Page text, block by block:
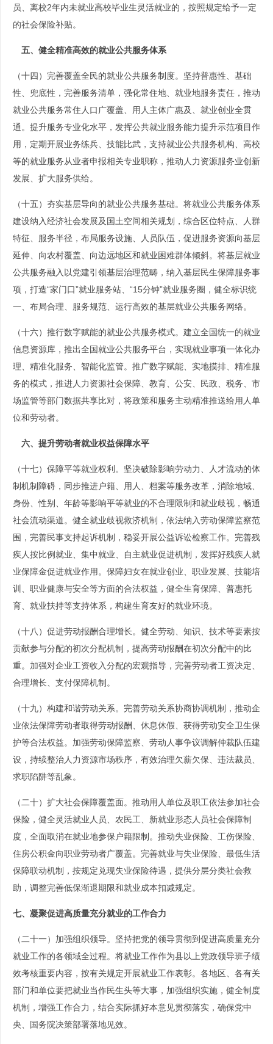
员、离校2年内未就业高校毕业生灵活就业的，按照规定给予一定
的社会保险补贴。
五、健全精准高效的就业公共服务体系
（十四）完善覆盖全民的就业公共服务制度。坚持普惠性、基础
性、兜底性，完善服务清单，强化常住地、就业地服务责任，推动
就业公共服务常住人口广覆盖、用人主体广惠及、就业创业全贯
通。提升服务专业化水平，发挥公共就业服务能力提升示范项目作
用，定期开展业务练兵、技能比武，支持就业公共服务机构、高校
等的就业服务从业者申报相关专业职称，推动人力资源服务业创新
发展、扩大服务供给。
（十五）夯实基层导向的就业公共服务基础。将就业公共服务体系
建设纳入经济社会发展及国土空间相关规划，综合区位特点、人群
特征、服务半径，布局服务设施、人员队伍，促进服务资源向基层
延伸、向农村覆盖、向边远地区和就业困难群体倾斜。将基层就业
公共服务融入以党建引领基层治理范畴，纳入基层民生保障服务事
项，打造“家门口”就业服务站、“15分钟”就业服务圈，健全标识统
一、布局合理、服务规范、运行高效的基层就业公共服务网络。
（十六）推行数字赋能的就业公共服务模式。建立全国统一的就业
信息资源库，推出全国就业公共服务平台，实现就业事项一体化办
理、精准化服务、智能化监管。推广数字赋能、实地摸排、精准服
务的模式，推进人力资源社会保障、教育、公安、民政、税务、市
场监管等部门数据共享比对，将政策和服务主动精准推送给用人单
位和劳动者。
六、提升劳动者就业权益保障水平
（十七）保障平等就业权利。坚决破除影响劳动力、人才流动的体
制机制障碍，同步推进户籍、用人、档案等服务改革，消除地域、
身份、性别、年龄等影响平等就业的不合理限制和就业歧视，畅通
社会流动渠道。健全就业歧视救济机制，依法纳入劳动保障监察范
围，完善民事支持起诉机制，稳妥开展公益诉讼检察工作。完善残
疾人按比例就业、集中就业、自主就业促进机制，发挥好残疾人就
业保障金促进就业作用。保障妇女在就业创业、职业发展、技能培
训、职业健康与安全等方面的合法权益，健全生育保障、普惠托
育、就业扶持等支持体系，构建生育友好的就业环境。
（十八）促进劳动报酬合理增长。健全劳动、知识、技术等要素按
贡献参与分配的初次分配机制，提高劳动报酬在初次分配中的比
重。加强对企业工资收入分配的宏观指导，完善劳动者工资决定、
合理增长、支付保障机制。
（十九）构建和谐劳动关系。完善劳动关系协商协调机制，推动企
业依法保障劳动者取得劳动报酬、休息休假、获得劳动安全卫生保
护等合法权益。加强劳动保障监察、劳动人事争议调解仲裁队伍建
设，持续整治人力资源市场秩序，有效治理欠薪欠保、违法裁员、
求职陷阱等乱象。
（二十）扩大社会保障覆盖面。推动用人单位及职工依法参加社会
保险，健全灵活就业人员、农民工、新就业形态人员社会保障制
度，全面取消在就业地参保户籍限制。推动失业保险、工伤保险、
住房公积金向职业劳动者广覆盖。完善就业与失业保险、最低生活
保障联动机制，按规定兑现失业保险待遇，提供分层分类社会救
助，调整完善低保渐退期限和就业成本扣减规定。
七、凝聚促进高质量充分就业的工作合力
（二十一）加强组织领导。坚持把党的领导贯彻到促进高质量充分
就业工作的各领域全过程。将就业工作作为县以上党政领导班子绩
效考核重要内容，按有关规定开展就业工作表彰。各地区、各有关
部门和单位要把就业当作民生头等大事，加强组织实施，健全制度
机制，增强工作合力，结合实际抓好本意见贯彻落实，确保党中
央、国务院决策部署落地见效。